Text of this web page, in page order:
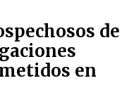
y
de
en